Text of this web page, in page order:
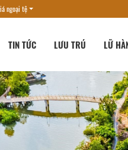
ngoại tệ
TIN TỨC LƯU TRÚ LỮ